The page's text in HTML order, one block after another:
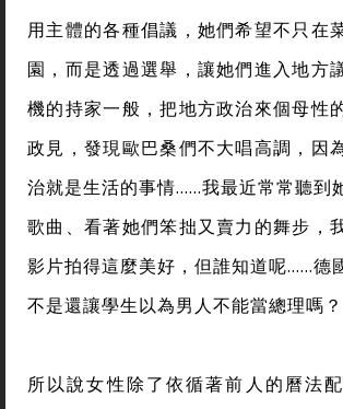
用主體的各種倡議，她們希望不只在
園，而是透過選舉，讓她們進入地方
機的持家一般，把地方政治來個母性
政見，發現歐巴桑們不大唱高調，因
治就是生活的事情……我最近常常聽到
歌曲、看著她們笨拙又賣力的舞步，
影片拍得這麼美好，但誰知道呢……德
不是還讓學生以為男人不能當總理嗎？
所以說女性除了依循著前人的曆法